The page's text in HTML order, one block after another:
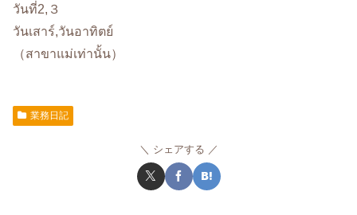
วันที่2,３
วันเสาร์,วันอาทิตย์
（สาขาแม่เท่านั้น）
業務日記
シェアする